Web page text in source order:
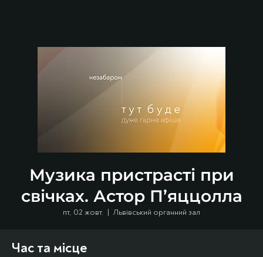
Музика пристрасті при
свічках. Астор П’яццолла
пт, 02 жовт.
  |
Львівський органний зал
Час та місце